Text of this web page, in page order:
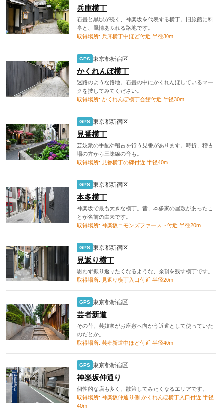
兵庫横丁
石畳と黒塀が続く、神楽坂を代表する横丁。旧旅館に料
亭と、風情あふれる路地です。
取得場所: 兵庫横丁中ほど付近 半径30m
GPS 東京都新宿区
かくれんぼ横丁
迷路のような路地。石畳の中にかくれんぼしているマー
クを捜してみてください。
取得場所: かくれんぼ横丁会館付近 半径30m
GPS 東京都新宿区
見番横丁
芸妓衆の手配や稽古を行う見番があります。時折、稽古
場の方から三味線の音も。
取得場所: 見番横丁の碑付近 半径40m
GPS 東京都新宿区
本多横丁
神楽坂で最も大きな横丁。昔、本多家の屋敷があったこ
とが名前の由来です。
取得場所: 神楽坂コモンズファースト付近 半径20m
GPS 東京都新宿区
見返り横丁
思わず振り返りたくなるような、余韻を残す横丁です。
取得場所: 見返り横丁入口付近 半径20m
GPS 東京都新宿区
芸者新道
その昔、芸妓衆がお座敷へ向かう近道として使っていた
のだとか。
取得場所: 芸者新道中ほど付近 半径40m
GPS 東京都新宿区
神楽坂仲通り
個性的な店も多く、散策してみたくなるエリアです。
取得場所: 神楽坂仲通り側 かくれんぼ横丁入口付近 半径
40m